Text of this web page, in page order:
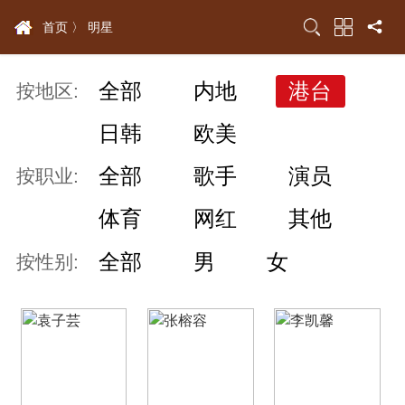
首页 〉 明星
按地区: 全部 内地
港台
日韩
欧美
按职业: 全部 歌手
演员
体育
网红 其他
按性别: 全部 男 女